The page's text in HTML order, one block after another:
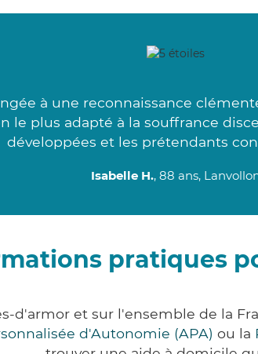
à une reconnaissance
le plus adapté à la souffrance
développées et les prétendants
Isabelle H., 88 ans,
pratiques
d'armor et sur l'ensemble de la
d'Autonomie (APA) ou la